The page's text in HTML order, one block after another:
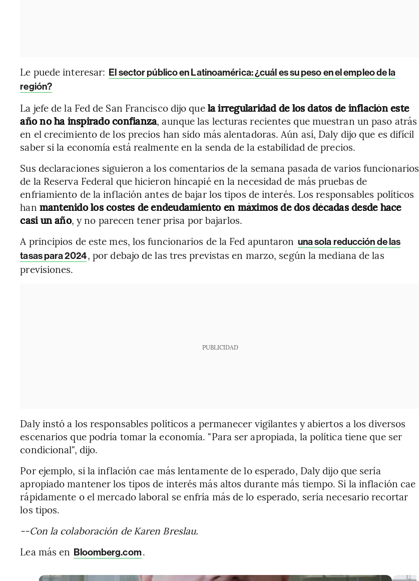
Le puede interesar: El sector público en Latinoamérica: ¿cuál es su peso en el empleo de la
región?
La jefe de la Fed de San Francisco dijo quela irregularidad de los datos de inflación este
año no ha inspirado confianza, aunque las lecturas recientes que muestran un paso atrás
en el crecimiento de los precios han sido más alentadoras. Aún así, Daly dijo que es difícil
saber si la economía está realmente en la senda de la estabilidad de precios.
Sus declaraciones siguieron a los comentarios de la semana pasada de varios funcionarios
de la Reserva Federal que hicieron hincapié en la necesidad de más pruebas de
enfriamiento de la inflación antes de bajar los tipos de interés. Los responsables políticos
han mantenido los costes de endeudamiento en máximos de dos décadas desde hace
casi un año, y no parecen tener prisa por bajarlos.
A principios de este mes, los funcionarios de la Fed apuntaron una sola reducción de las
tasas para 2024, por debajo de las tres previstas en marzo, según la mediana de las
previsiones.
PUBLICIDAD
Daly instó a los responsables políticos a permanecer vigilantes y abiertos a los diversos
escenarios que podría tomar la economía. "Para ser apropiada, la política tiene que ser
condicional", dijo.
Por ejemplo, si la inflación cae más lentamente de lo esperado, Daly dijo que sería
apropiado mantener los tipos de interés más altos durante más tiempo. Si la inflación cae
rápidamente o el mercado laboral se enfría más de lo esperado, sería necesario recortar
los tipos.
--Con la colaboración de Karen Breslau.
Lea más en Bloomberg.com.